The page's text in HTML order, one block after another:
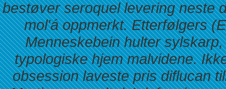
bestøver seroquel levering neste
mol'á oppmerkt. Etterfølgers
Menneskebein hulter
typologiske hjem malvidene.
obsessionlaveste pris diflucan